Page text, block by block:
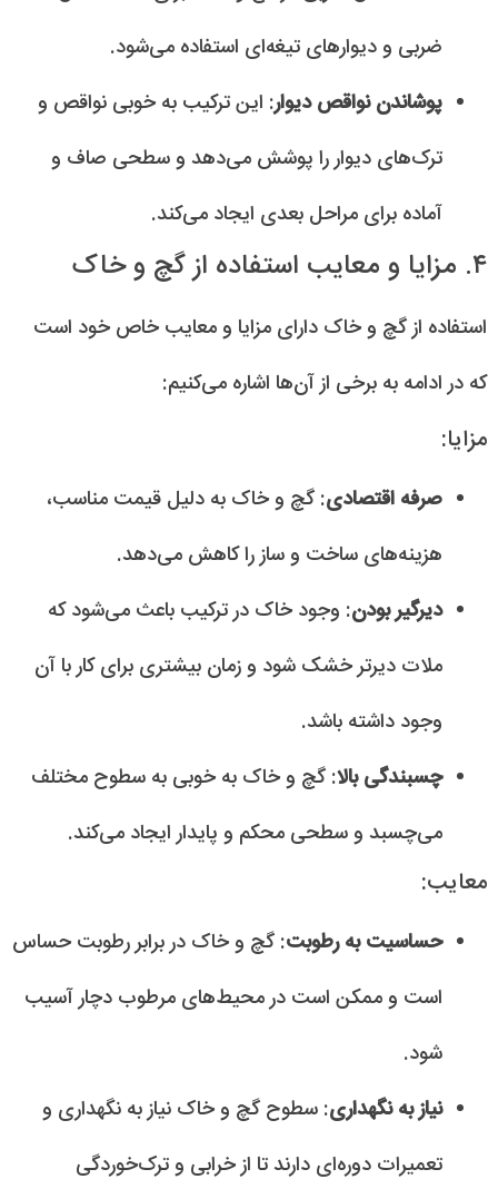
ضربی و دیوارهای تیغه‌ای استفاده می‌شود.
پوشاندن نواقص دیوار: این ترکیب به خوبی نواقص و
ترک‌های دیوار را پوشش می‌دهد و سطحی صاف و
آماده برای مراحل بعدی ایجاد می‌کند.
۴. مزایا و معایب استفاده از گچ و خاک
استفاده از گچ و خاک دارای مزایا و معایب خاص خود است
که در ادامه به برخی از آن‌ها اشاره می‌کنیم:
مزایا:
صرفه اقتصادی: گچ و خاک به دلیل قیمت مناسب،
هزینه‌های ساخت و ساز را کاهش می‌دهد.
دیرگیر بودن: وجود خاک در ترکیب باعث می‌شود که
ملات دیرتر خشک شود و زمان بیشتری برای کار با آن
وجود داشته باشد.
چسبندگی بالا: گچ و خاک به خوبی به سطوح مختلف
می‌چسبد و سطحی محکم و پایدار ایجاد می‌کند.
معایب:
حساسیت به رطوبت: گچ و خاک در برابر رطوبت حساس
است و ممکن است در محیط‌های مرطوب دچار آسیب
شود.
نیاز به نگهداری: سطوح گچ و خاک نیاز به نگهداری و
تعمیرات دوره‌ای دارند تا از خرابی و ترک‌خوردگی